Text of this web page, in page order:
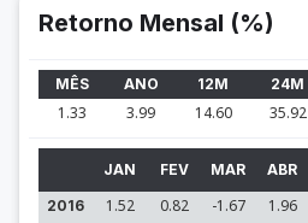
Retorno Mensal (%)
MÊS ANO 12M 24M
1.33 3.99 14.60 35.92
JAN FEV MAR ABR
2016
1.52 0.82 -1.67 1.96